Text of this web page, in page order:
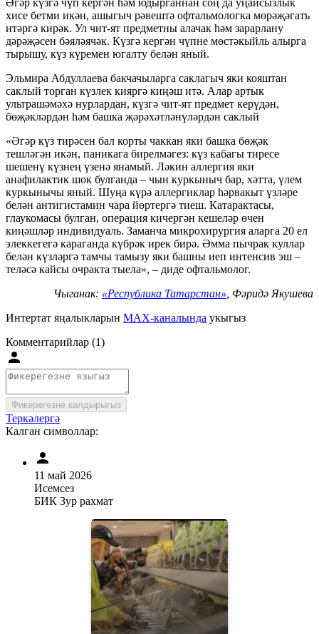
Әгәр күзгә чүп кергән һәм юдырганнан соң да уңайсызлык
хисе бетми икән, ашыгыч рәвештә офтальмологка мөрәҗәгать
итәргә кирәк. Ул чит-ят предметны алачак һәм зарарлану
дәрәҗәсен бәяләячәк. Күзгә кергән чүпне мөстәкыйль алырга
тырышу, күз күремен югалту белән яный.
Эльмира Абдуллаева бакчачыларга саклагыч яки кояштан
саклый торган күзлек кияргә киңәш итә. Алар артык
ультрашәмәхә нурлардан, күзгә чит-ят предмет керүдән,
бөҗәкләрдән һәм башка җәрәхәтләнүләрдән саклый
«Әгәр күз тирәсен бал корты чаккан яки башка бөҗәк
тешләгән икән, паникага бирелмәгез: күз кабагы тиресе
шешенү күзнең үзенә янамый. Ләкин аллергия яки
анафилактик шок булганда – чын куркыныч бар, хәтта, үлем
куркынычы яный. Шуңа күрә аллергиклар һәрвакыт үзләре
белән антигистамин чара йөртергә тиеш. Катарактасы,
глаукомасы булган, операция кичергән кешеләр өчен
киңәшләр индивидуаль. Заманча микрохирургия аларга 20 ел
элеккегегә караганда күбрәк ирек бирә. Әмма пычрак куллар
белән күзләргә тамчы тамызу яки башны иеп интенсив эш –
теләсә кайсы очракта тыела», – диде офтальмолог.
Чыганак: «Республика Татарстан» , Фәридә Якушева
Интертат яңалыкларын MAX-каналында укыгыз
Комментарийлар (1)
Фикерегезне калдырыгыз
Теркәлергә
Калган символлар:
11 май 2026
Исемсез
БИК Зур рахмат